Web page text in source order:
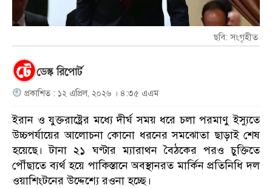
ছবি: সংগৃহীত
ডেস্ক রিপোর্ট
প্রকাশিত : ১২ এপ্রিল, ২০২৬ । ৪:৩৫ এএম
ইরান ও যুক্তরাষ্ট্রের মধ্যে দীর্ঘ সময় ধরে চলা পরমাণু ইস্যুতে
উচ্চপর্যায়ের আলোচনা কোনো ধরনের সমঝোতা ছাড়াই শেষ
হয়েছে। টানা ২১ ঘণ্টার ম্যারাথন বৈঠকের পরও চুক্তিতে
পৌঁছাতে ব্যর্থ হয়ে পাকিস্তানে অবস্থানরত মার্কিন প্রতিনিধি দল
ওয়াশিংটনের উদ্দেশ্যে রওনা হচ্ছে।